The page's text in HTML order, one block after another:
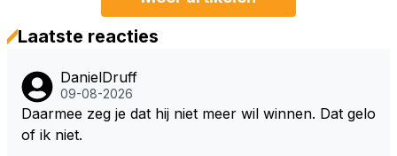
Laatste reacties
DanielDruff
09-08-2026
Daarmee zeg je dat hij niet meer wil winnen. Dat gelo
of ik niet.